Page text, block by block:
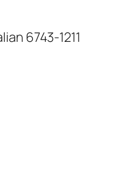
6743-1211